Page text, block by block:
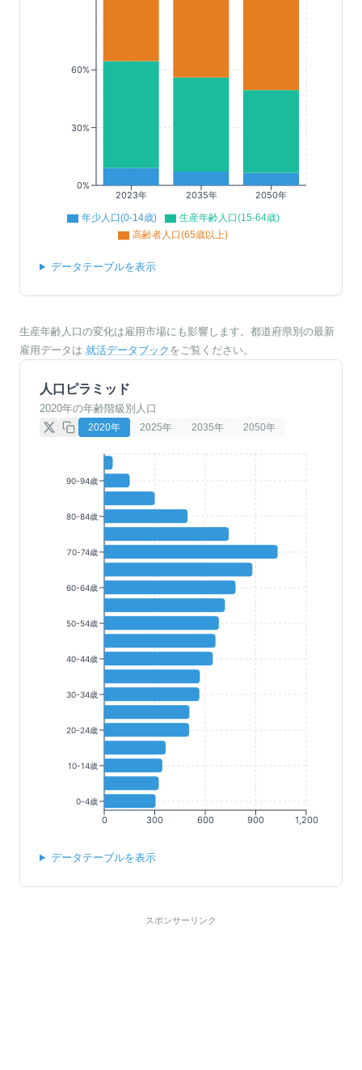
2023年 2035年 2050年
0%
30%
60%
年少人口(0-14歳)
生産年齢人口(15-64歳)
高齢者人口(65歳以上)
データテーブルを表示
生産年齢人口の変化は雇用市場にも影響します。都道府県別の最新
雇用データは 就活データブック をご覧ください。
人口ピラミッド
2020年の年齢階級別人口
2020年 2025年 2035年 2050年
0 300 600 900 1,200
90-94歳
80-84歳
70-74歳
60-64歳
50-54歳
40-44歳
30-34歳
20-24歳
10-14歳
0-4歳
データテーブルを表示
スポンサーリンク